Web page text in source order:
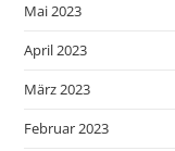
Mai 2023
April 2023
März 2023
Februar 2023